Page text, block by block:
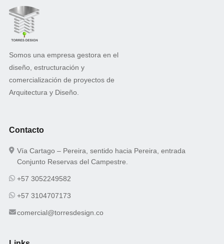
Somos una empresa gestora en el
diseño, estructuración y
comercialización de proyectos de
Arquitectura y Diseño.
Contacto
Vía Cartago – Pereira, sentido hacia Pereira, entrada
Conjunto Reservas del Campestre.
+57 3052249582
+57 3104707173
comercial@torresdesign.co